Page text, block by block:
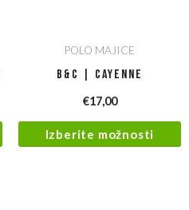
POLO MAJICE
B&C | Cayenne
€17,00
Izberite možnosti